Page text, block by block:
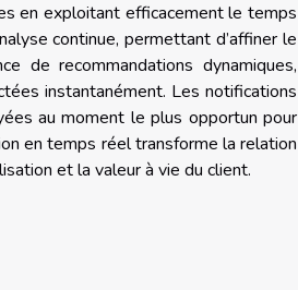
en exploitant efficacement le temps
continue, permettant d’affiner le
de recommandations dynamiques,
instantanément. Les notifications
au moment le plus opportun pour
en temps réel transforme la relation
et la valeur à vie du client.